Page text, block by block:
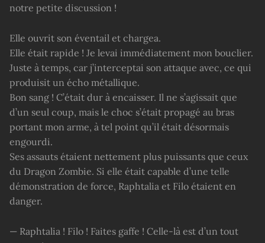
notre petite discussion !
Elle ouvrit son éventail et chargea.
Elle était rapide ! Je levai immédiatement mon bouclier.
Juste à temps, car j’interceptai son attaque avec, ce qui
produisit un écho métallique.
Bon sang ! C’était dur à encaisser. Il ne s’agissait que
d’un seul coup, mais le choc s’était propagé au bras
portant mon arme, à tel point qu’il était désormais
engourdi.
Ses assauts étaient nettement plus puissants que ceux
du Dragon Zombie. Si elle était capable d’une telle
démonstration de force, Raphtalia et Filo étaient en
danger.
— Raphtalia ! Filo ! Faites gaffe ! Celle-là est d’un tout